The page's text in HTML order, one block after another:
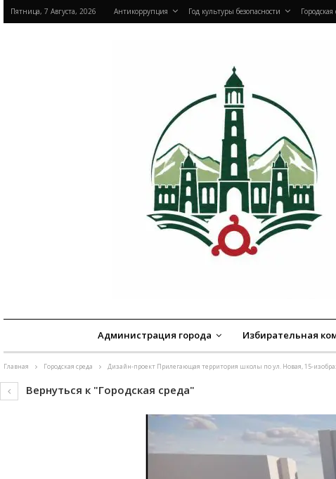
Пятница, 7 Августа, 2026 Антикоррупция Год культуры безопасности Городская
Администрация города Избирательная
Главная Городская среда Дизайн-проект Прилегающая территория школы по ул. Новая, 15-
Вернуться к "Городская среда"